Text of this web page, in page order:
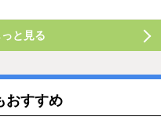
と見る
おすすめ